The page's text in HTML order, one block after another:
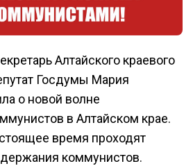
Алтайского краевого
Госдумы Мария
о новой волне
в Алтайском крае.
время проходят
коммунистов.